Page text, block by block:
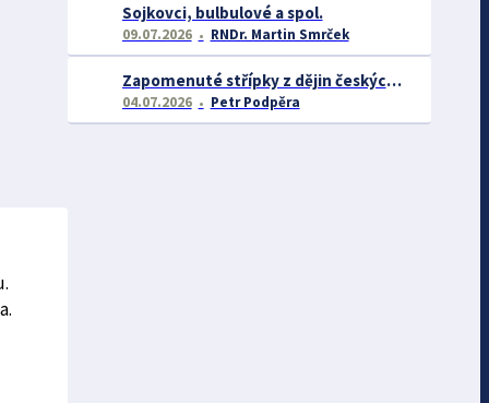
Sojkovci, bulbulové a spol.
09.07.2026 RNDr. Martin Smrček
Zapomenuté střípky z dějin českých exotářů
04.07.2026 Petr Podpěra